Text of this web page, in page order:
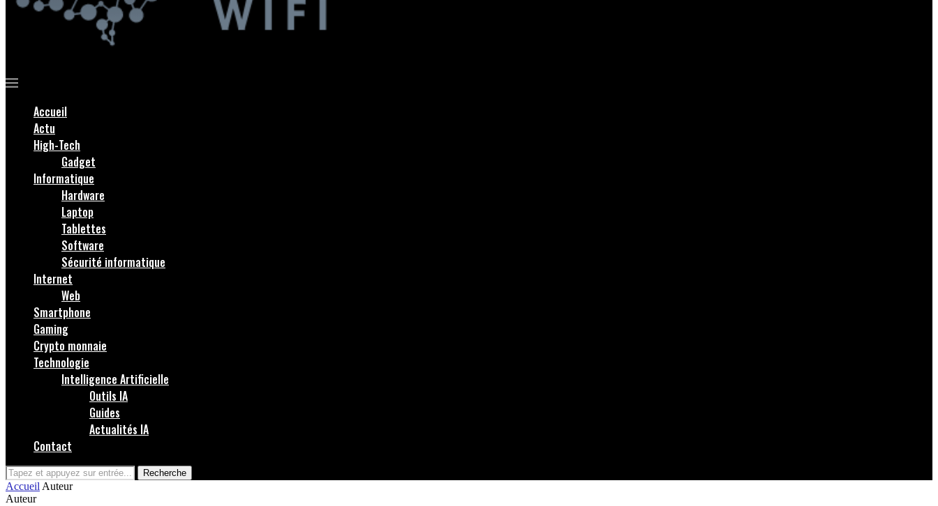
Accueil
Actu
High-Tech
Gadget
Informatique
Hardware
Laptop
Tablettes
Software
Sécurité informatique
Internet
Web
Smartphone
Gaming
Crypto monnaie
Technologie
Intelligence Artificielle
Outils IA
Guides
Actualités IA
Contact
Recherche
Accueil Auteur
Auteur